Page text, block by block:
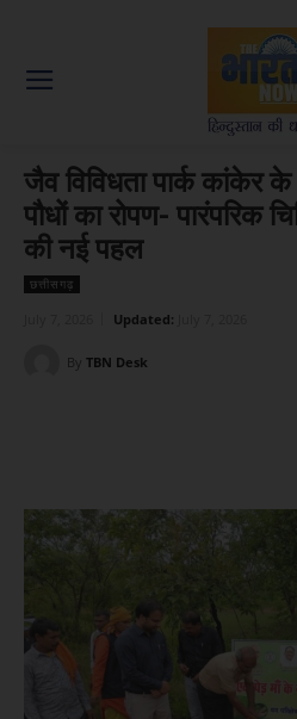
जैव विविधता पार्क कांकेर
पौधों का रोपण- पारंपरिक
की नई पहल
छत्तीसगढ़
Updated:
By TBN Desk